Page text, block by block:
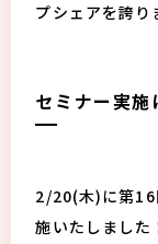
プシェアを誇り
セミナー実施
2/20(木)に第16
施いたしました